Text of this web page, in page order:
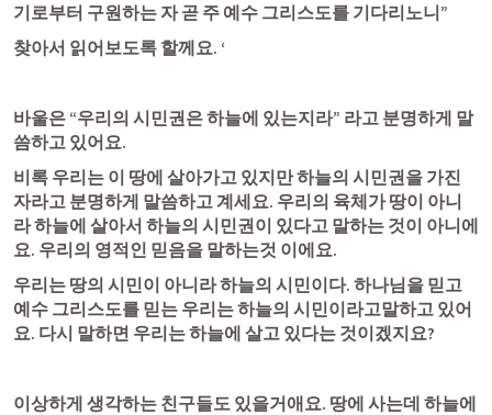
기로부터 구원하는 자 곧 주 예수 그리스도를 기다리노니”
찾아서 읽어보도록 할께요. ‘
바울은 “우리의 시민권은 하늘에 있는지라” 라고 분명하게 말
씀하고 있어요.
비록 우리는 이 땅에 살아가고 있지만 하늘의 시민권을 가진
자라고 분명하게 말씀하고 계세요. 우리의 육체가 땅이 아니
라 하늘에 살아서 하늘의 시민권이 있다고 말하는 것이 아니에
요. 우리의 영적인 믿음을 말하는것 이에요.
우리는 땅의 시민이 아니라 하늘의 시민이다. 하나님을 믿고
예수 그리스도를 믿는 우리는 하늘의 시민이라고말하고 있어
요. 다시 말하면 우리는 하늘에 살고 있다는 것이겠지요?
이상하게 생각하는 친구들도 있을거애요. 땅에 사는데 하늘에